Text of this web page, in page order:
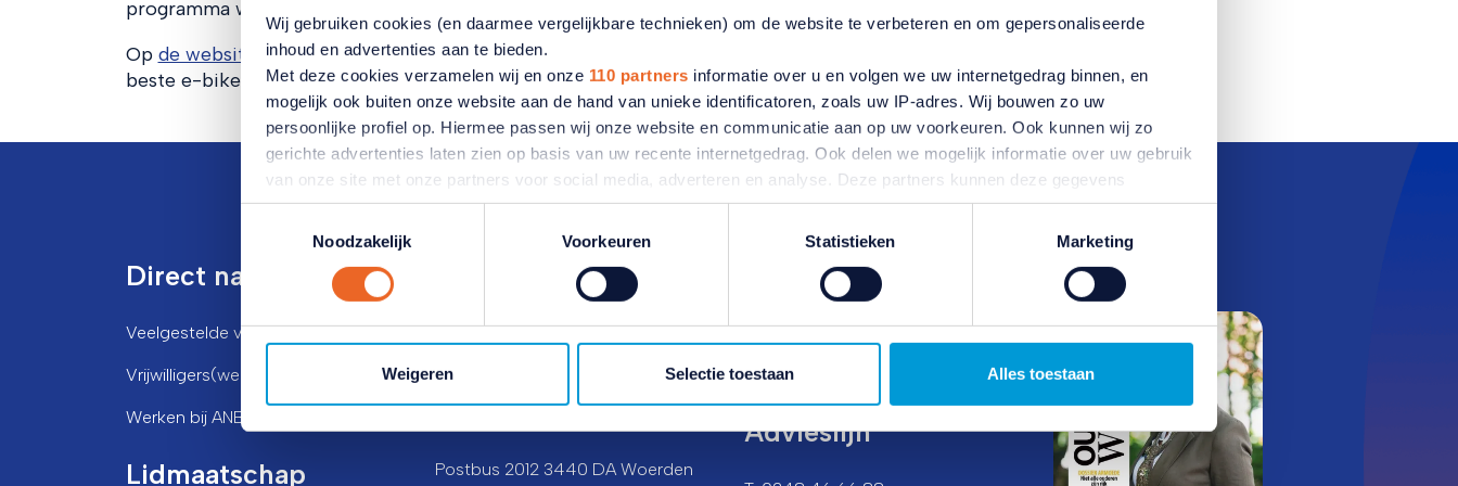
Wij gebruiken cookies (en daarmee vergelijkbare technieken) om de website te verbeteren en om gepersonaliseerde
inhoud en advertenties aan te bieden.
Met deze cookies verzamelen wij en onze 110 partners informatie over u en volgen we uw internetgedrag binnen, en
mogelijk ook buiten onze website aan de hand van unieke identificatoren, zoals uw IP-adres. Wij bouwen zo uw
persoonlijke profiel op. Hiermee passen wij onze website en communicatie aan op uw voorkeuren. Ook kunnen wij zo
gerichte advertenties laten zien op basis van uw recente internetgedrag. Ook delen we mogelijk informatie over uw gebruik
van onze site met onze partners voor social media, adverteren en analyse. Deze partners kunnen deze gegevens
combineren met andere informatie die u aan ze heeft verstrekt of die ze hebben verzameld op basis van uw gebruik van
hun services. Verandert u later van gedachten? U kunt uw voorkeuren aanpassen of uw toestemming intrekken door te
klikken op het blauwe icoontje linksonder.
Lees hierover meer in ons
encookiebeleid
Noodzakelijk
Voorkeuren Statistieken Marketing
Weigeren Selectie toestaan Alles toestaan
programma wordt ook ondersteund door het Ministerie van Infrastructuur en Milieu.
Op de website van Blijf Veilig Mobielleest u bijvoorbeeld hoe u veilig kunt fietsen en hoe u de
beste e-bike uitkiest.
Direct naar
Veelgestelde vragen
Vrijwilligers(werk)
Werken bij ANBO-PCOB
Lidmaatschap
Bezoekadres
Vijzelmolenlaan 20-22 3447 GX
Postadres
Postbus 2012 3440 DA Woerden
Ledenservice
T: 0348 46 66 66
E: contact@anbo-pcob.nl
Advieslijn
Magazine